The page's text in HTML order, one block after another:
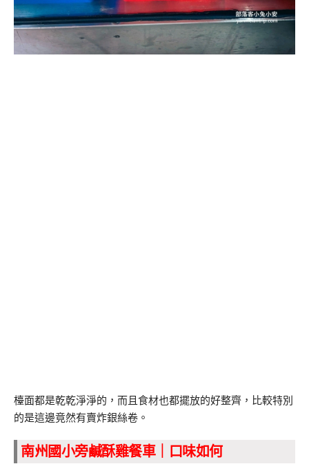
檯面都是乾乾淨淨的，而且食材也都擺放的好整齊，比較特別
的是這邊竟然有賣炸銀絲卷。
南州國小旁鹹酥雞餐車｜口味如何